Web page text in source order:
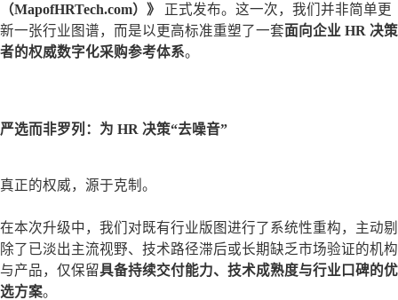
（MapofHRTech.com）》
正式发布。这一次，我们并非简单更
新一张行业图谱，而是以更高标准重塑了一套面向企业 HR 决策
者的权威数字化采购参考体系。
严选而非罗列：为 HR 决策“去噪音”
真正的权威，源于克制。
在本次升级中，我们对既有行业版图进行了系统性重构，主动剔
除了已淡出主流视野、技术路径滞后或长期缺乏市场验证的机构
与产品，仅保留具备持续交付能力、技术成熟度与行业口碑的优
选方案。